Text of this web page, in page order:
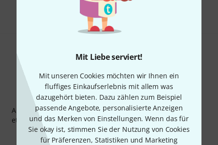
Mit Liebe serviert!
Mit unseren Cookies möchten wir Ihnen ein
fluffiges Einkaufserlebnis mit allem was
dazugehört bieten. Dazu zählen zum Beispiel
passende Angebote, personalisierte Anzeigen
und das Merken von Einstellungen. Wenn das für
Sie okay ist, stimmen Sie der Nutzung von Cookies
für Präferenzen, Statistiken und Marketing
Hilfe & Feedback
Thomann Newsletter
Abonniere den Thomann Newsletter und gewinne mit
etwas Glück einen von50 Gutscheinenüber jeweils50€
Inspirierende Beiträge
Deals Thomann Insights